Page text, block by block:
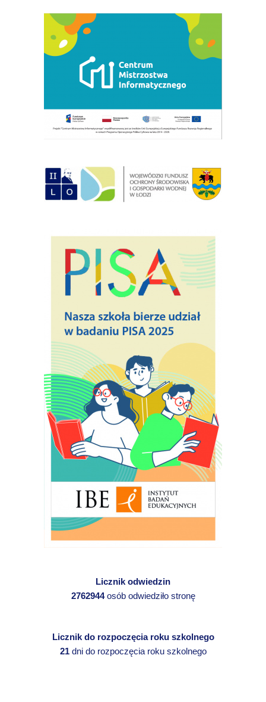
Licznik odwiedzin
2762944osób odwiedziło stronę
Licznik do rozpoczęcia roku szkolnego
21dni do rozpoczęcia roku szkolnego